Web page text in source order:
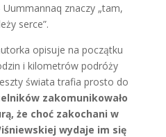
znaczy „tam,
serce”.
opisuje na początku
i kilometrów podróży
świata trafia prosto do
zakomunikowało
że choć zakochani w
wydaje im się